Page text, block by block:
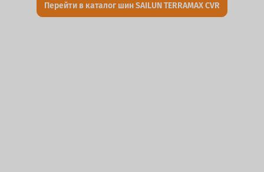
Перейти в каталог шин SAILUN TERRAMAX CVR